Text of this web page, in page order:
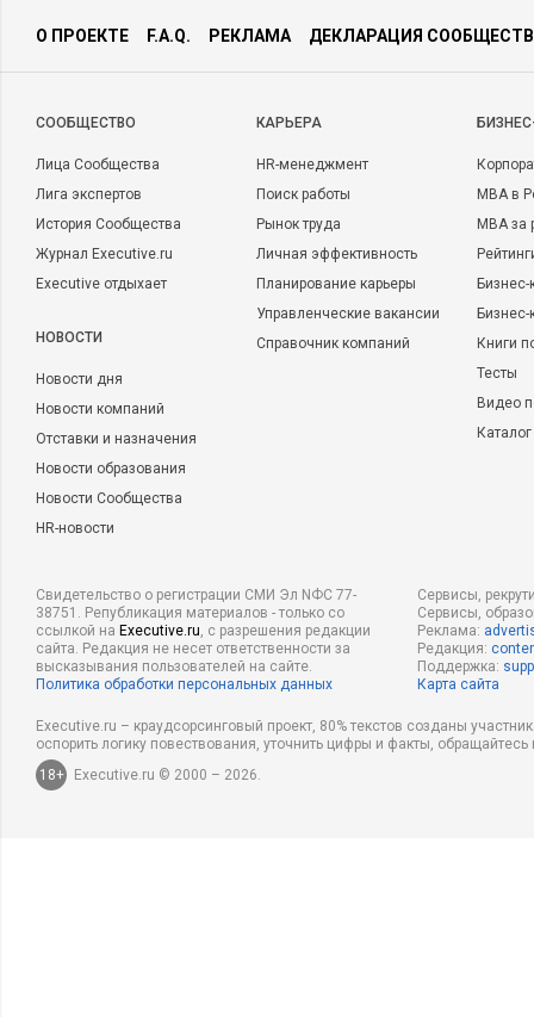
О ПРОЕКТЕ F.A.Q. РЕКЛАМА ДЕКЛАРАЦИЯ
CООБЩЕСТВО
Лица Сообщества
Лига экспертов
История Сообщества
Журнал Executive.ru
Executive отдыхает
НОВОСТИ
Новости дня
Новости компаний
Отставки и назначения
Новости образования
Новости Сообщества
HR-новости
КАРЬЕРА
HR-менеджмент
Поиск работы
Рынок труда
Личная эффективность
Планирование карьеры
Управленческие вакансии
Справочник компаний
MBA в
MBA
Бизнес-
Книги
Тесты
Видео
Свидетельство о регистрации СМИ Эл NФС 77-
38751. Републикация материалов - только со
ссылкой на Executive.ru, с разрешения редакции
сайта. Редакция не несет ответственности за
высказывания пользователей на сайте.
Политика обработки персональных данных
Сервисы,
Сервисы,
Реклама:
Редакция:
Поддержка:
Карта сайта
Executive.ru – краудсорсинговый проект, 80% текстов созданы
оспорить логику повествования, уточнить цифры и факты,
18+
Executive.ru © 2000 – 2026.